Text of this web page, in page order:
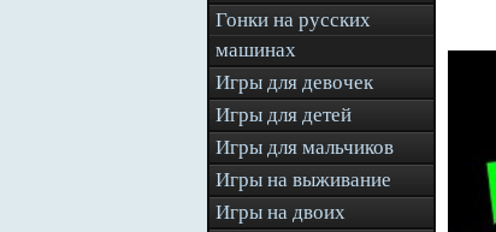
Гонки на русских
машинах
Игры для девочек
Игры для детей
Игры для мальчиков
Игры на выживание
Игры на двоих